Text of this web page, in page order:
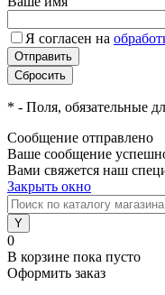
Я согласен на
* - Поля, обязательные
Сообщение отправлено
Ваше сообщение
Вами свяжется наш
Закрыть окно
0
В корзине пока пусто
Оформить заказ